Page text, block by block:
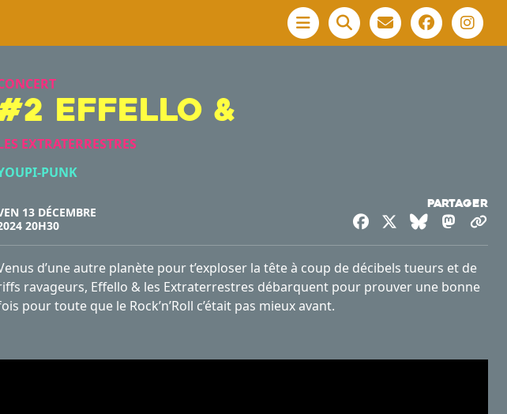
Menu
l'album
effello &
EXTRATERRESTRES
PUNK
13 DÉCEMBRE
20H30
Partager
FacebookBluesky
d’une autre planète pour t’exploser la tête à coup de décibels tueurs et de
ravageurs, Effello & les Extraterrestres débarquent pour prouver une bonne
pour toute que le Rock’n’Roll c’était pas mieux avant.